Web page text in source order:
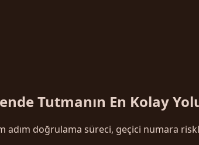
Tutmanın En Kolay
adım doğrulama süreci, geçici numara